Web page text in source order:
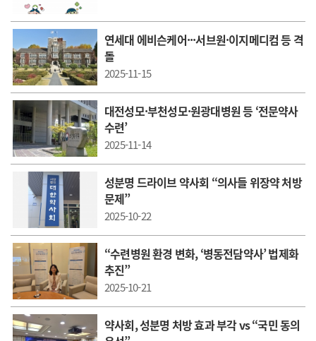
연세대 에비슨케어···서브원·이지메디컴 등 격
돌
2025-11-15
대전성모·부천성모·원광대병원 등 ‘전문약사
수련’
2025-11-14
성분명 드라이브 약사회 “의사들 위장약 처방
문제”
2025-10-22
“수련병원 환경 변화, ‘병동전담약사’ 법제화
추진”
2025-10-21
약사회, 성분명 처방 효과 부각 vs “국민 동의